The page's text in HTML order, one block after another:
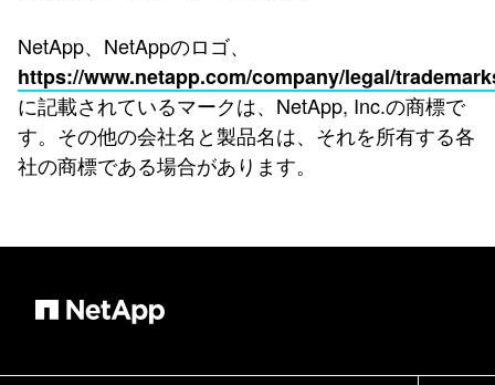
NetApp、NetAppのロゴ、
https://www.netapp.com/company/legal/
に記載されているマークは、NetApp, Inc.の商標で
す。その他の会社名と製品名は、それを所有する各
社の商標である場合があります。